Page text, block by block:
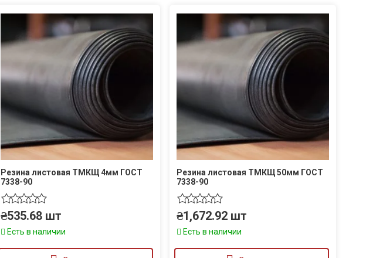
Резина листовая ТМКЩ 4мм ГОСТ
7338-90
₴535.68 шт
Есть в наличии
Резина листовая ТМКЩ 50мм ГОСТ
7338-90
₴1,672.92 шт
Есть в наличии